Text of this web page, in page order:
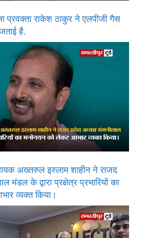
प्रवक्ता राकेश ठाकुर ने एलपीजी गैस
है.
अख्तरुल इस्लाम शाहीन ने राजद
मंडल के द्वारा प्रक्षेत्र प्रभारियों का
व्यक्त किया।